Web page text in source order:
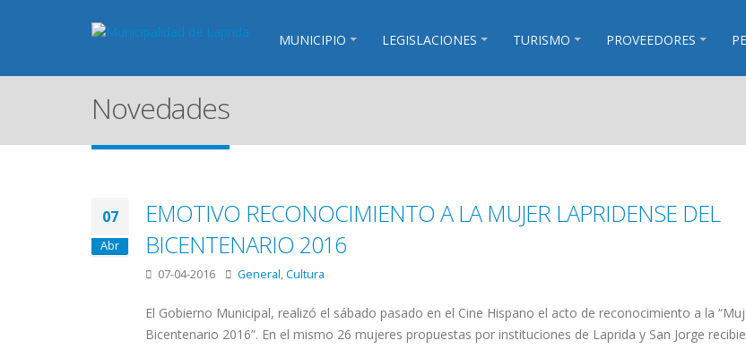
MUNICIPIO LEGISLACIONES TURISMO PROVEEDORES
Novedades
07
Abr
EMOTIVO RECONOCIMIENTO A LA MUJER LAPRIDENSE DEL
BICENTENARIO 2016
07-04-2016 General,Cultura
El Gobierno Municipal, realizó el sábado pasado en el Cine Hispano el acto de reconocimiento a la
Bicentenario 2016”. En el mismo 26 mujeres propuestas por instituciones de Laprida y San Jorge